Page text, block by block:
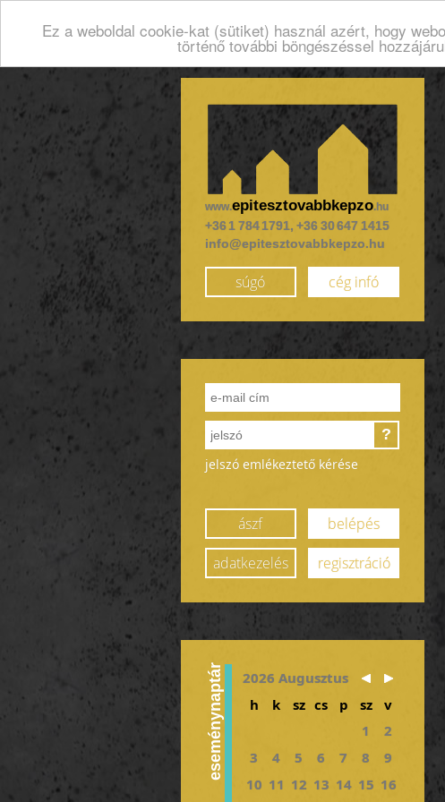
Ez a weboldal cookie-kat (sütiket) használ azért, hogy
történő további böngészéssel
www.epitesztovabbkepzo.hu
+36 1 784 1791, +36 30 647 1415
info@epitesztovabbkepzo.hu
súgó cég infó
?
jelszó emlékeztető kérése
ászf
belépés
adatkezelés
regisztráció
eseménynaptár
2026 Augusztus
h
k sz cs p sz
v
1
2
3
4 5 6 7 8
9
10 11 12 13 14 15 16